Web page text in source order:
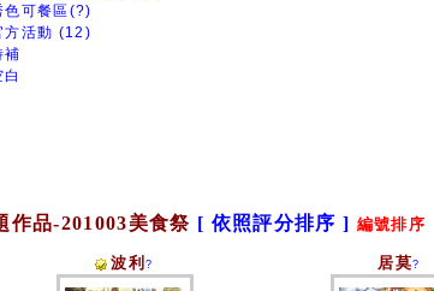
色可餐區(?)
方活動 (12)
補
白
作品-201003美食祭 [ 依照評分排序 ] 編號排序
波利? 居莫?